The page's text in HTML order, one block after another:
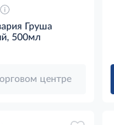
Груша
500мл
центре